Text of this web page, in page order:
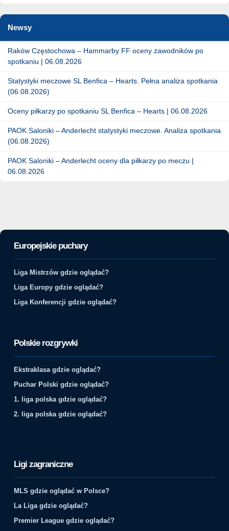
Newsy
Raków Częstochowa – Hammarby FF oceny zawodników po
spotkaniu | 06.08.2026
Statystyki meczowe SL Benfica – Hearts. Pełna analiza spotkania
(06.08.2026)
Oceny piłkarzy po spotkaniu SL Benfica – Hearts | 06.08.2026
PAOK Saloniki – Anderlecht statystyki meczowe. Analiza spotkania
(06.08.2026)
PAOK Saloniki – Anderlecht oceny dla piłkarzy po meczu |
06.08.2026
Europejskie puchary
Liga Mistrzów gdzie oglądać?
Liga Europy gdzie oglądać?
Liga Konferencji gdzie oglądać?
Polskie rozgrywki
Ekstraklasa gdzie oglądać?
Puchar Polski gdzie oglądać?
1. liga polska gdzie oglądać?
2. liga polska gdzie oglądać?
Ligi zagraniczne
MLS gdzie oglądać w Polsce?
La Liga gdzie oglądać?
Premier League gdzie oglądać?